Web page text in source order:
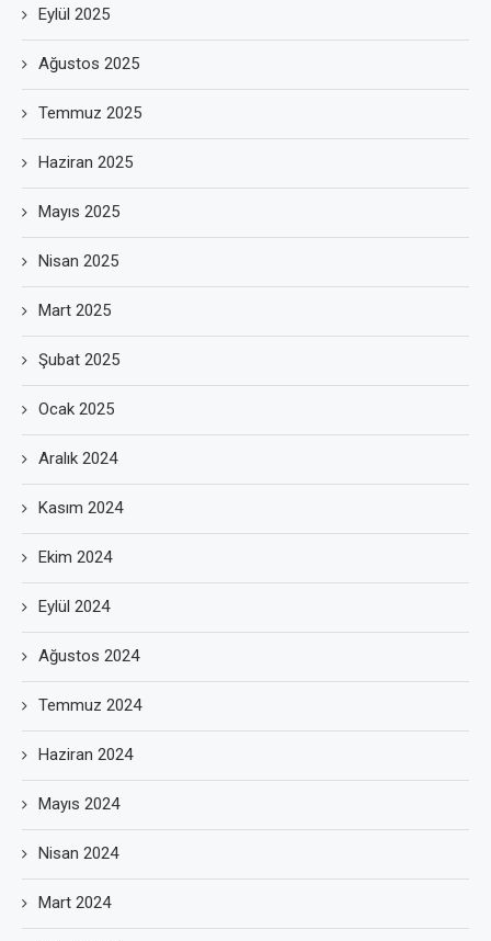
Eylül 2025
Ağustos 2025
Temmuz 2025
Haziran 2025
Mayıs 2025
Nisan 2025
Mart 2025
Şubat 2025
Ocak 2025
Aralık 2024
Kasım 2024
Ekim 2024
Eylül 2024
Ağustos 2024
Temmuz 2024
Haziran 2024
Mayıs 2024
Nisan 2024
Mart 2024